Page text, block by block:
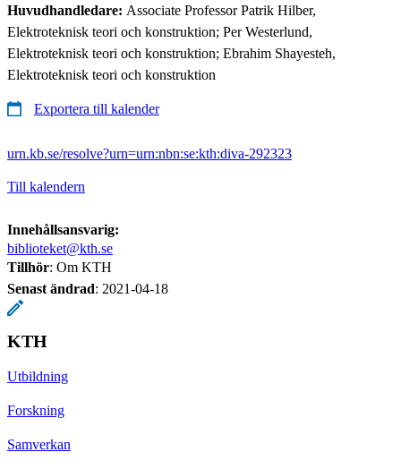
Huvudhandledare: Associate Professor Patrik Hilber,
Elektroteknisk teori och konstruktion; Per Westerlund,
Elektroteknisk teori och konstruktion; Ebrahim Shayesteh,
Elektroteknisk teori och konstruktion
Exportera till kalender
urn.kb.se/resolve?urn=urn:nbn:se:kth:diva-292323
Till kalendern
Innehållsansvarig:
biblioteket@kth.se
Tillhör: Om KTH
Senast ändrad: 2021-04-18
KTH
Utbildning
Forskning
Samverkan